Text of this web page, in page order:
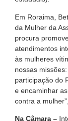
Em Roraima,
da Mulher da
procura
atendimentos
às mulheres
nossas
participação do
e encaminhar
contra a
Na Câmara –